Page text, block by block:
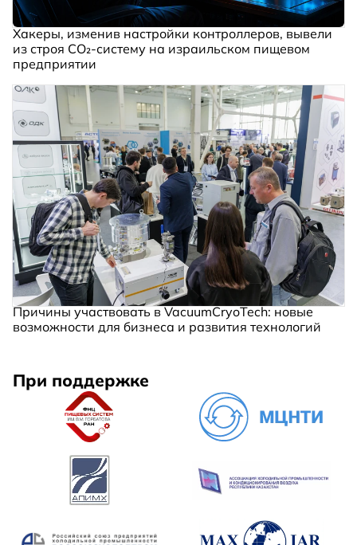
Хакеры, изменив настройки контроллеров, вывели
из строя CO₂-систему на израильском пищевом
предприятии
Причины участвовать в VacuumCryoTech: новые
возможности для бизнеса и развития технологий
При поддержке